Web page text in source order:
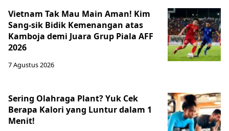
Vietnam Tak Mau Main Aman! Kim
Sang-sik Bidik Kemenangan atas
Kamboja demi Juara Grup Piala AFF
2026
7 Agustus 2026
Sering Olahraga Plant? Yuk Cek
Berapa Kalori yang Luntur dalam 1
Menit!